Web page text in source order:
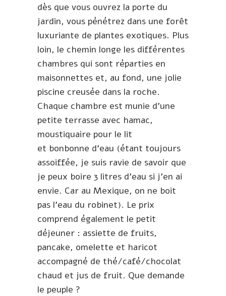
dès que vous ouvrez la porte du
jardin, vous pénétrez dans une forêt
luxuriante de plantes exotiques. Plus
loin, le chemin longe les différentes
chambres qui sont réparties en
maisonnettes et, au fond, une jolie
piscine creusée dans la roche.
Chaque chambre est munie d’une
petite terrasse avec hamac,
moustiquaire pour le lit
et bonbonne d’eau (étant toujours
assoiffée, je suis ravie de savoir que
je peux boire 3 litres d’eau si j’en ai
envie. Car au Mexique, on ne boit
pas l’eau du robinet). Le prix
comprend également le petit
déjeuner : assiette de fruits,
pancake, omelette et haricot
accompagné de thé/café/chocolat
chaud et jus de fruit. Que demande
le peuple ?